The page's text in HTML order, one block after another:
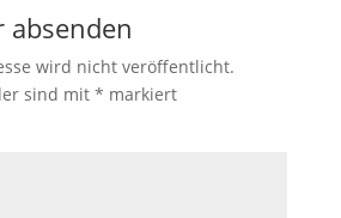
absenden
wird nicht veröffentlicht.
sind mit * markiert